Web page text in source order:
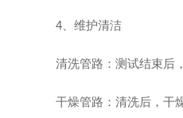
4、维护清洁
清洗管路：测试结束后，
干燥管路：清洗后，干燥